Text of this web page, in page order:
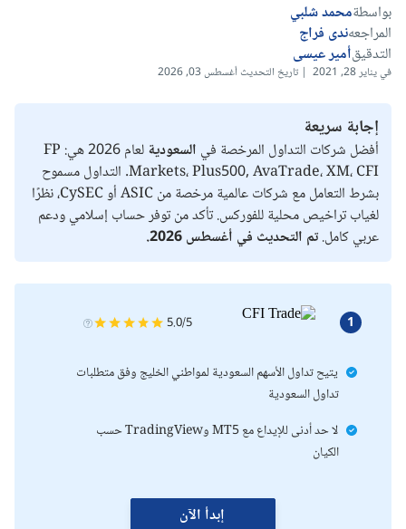
أفضل شركات التداول في السعودية
هيئات الرقابة: شركات التداول الموثوقة في السعودية
ملخص
بواسطةمحمد شلبي
المراجعهندى فراج
التدقيقأمير عيسى
في يناير 28, 2021 | تاريخ التحديث أغسطس 03, 2026
إجابة سريعة
أفضل شركات التداول المرخصة في السعودية
لعام 2026 هي: FP
Markets، Plus500, AvaTrade، XM، CFI. التداول مسموح
بشرط التعامل مع شركات عالمية مرخصة من ASIC أو CySEC، نظرًا
لغياب تراخيص محلية للفوركس. تأكد من توفر حساب إسلامي ودعم
عربي كامل.تم التحديث في أغسطس 2026.
إبدأ الآن
1
5.0/5
يتيح تداول الأسهم السعودية لمواطني الخليج وفق متطلبات
تداول السعودية
لا حد أدنى للإيداع مع MT5 وTradingView حسب
الكيان